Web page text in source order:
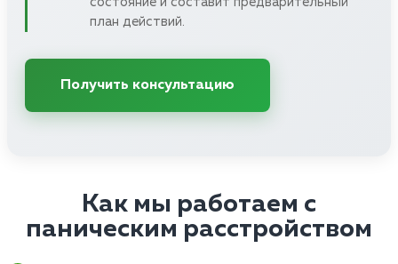
план действий.
Получить консультацию
Как мы работаем с
паническим расстройством